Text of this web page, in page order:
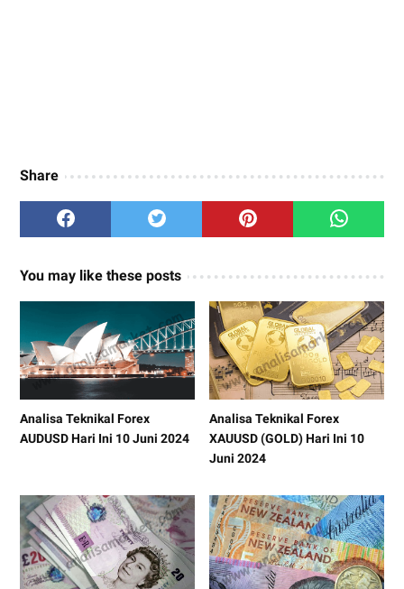
Share
You may like these posts
Analisa Teknikal Forex
AUDUSD Hari Ini 10 Juni 2024
Analisa Teknikal Forex
XAUUSD (GOLD) Hari Ini 10
Juni 2024